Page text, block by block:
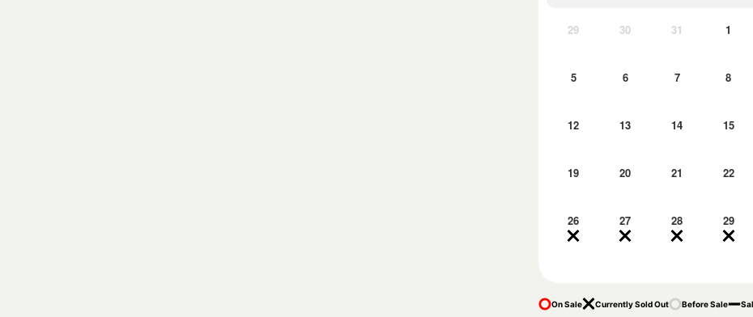
29 30 31 1
5 6 7 8
12 13 14 15
19 20 21 22
26 27 28 29
On Sale Currently Sold Out Before Sale